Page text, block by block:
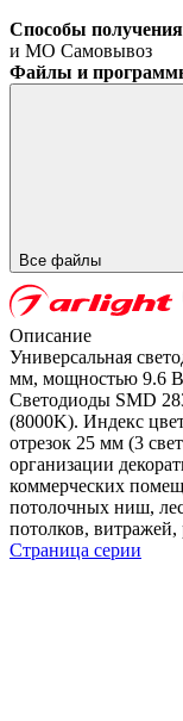
Способы получения
и МО Самовывоз
Файлы и
Все файлы
Описание
Универсальная
мм, мощностью 9.6
Светодиоды SMD
(8000K). Индекс
отрезок 25 мм (3
организации
коммерческих
потолочных ниш,
потолков,
Страница серии